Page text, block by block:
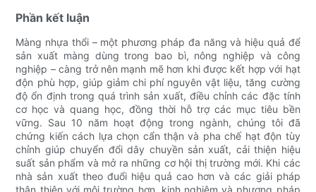
Phần kết luận
Màng nhựa thổi – một phương pháp đa năng và hiệu quả để
sản xuất màng dùng trong bao bì, nông nghiệp và công
nghiệp – càng trở nên mạnh mẽ hơn khi được kết hợp với hạt
độn phù hợp, giúp giảm chi phí nguyên vật liệu, tăng cường
độ ổn định trong quá trình sản xuất, điều chỉnh các đặc tính
cơ học và quang học, đồng thời hỗ trợ các mục tiêu bền
vững. Sau 10 năm hoạt động trong ngành, chúng tôi đã
chứng kiến ​​cách lựa chọn cẩn thận và pha chế hạt độn tùy
chỉnh giúp chuyển đổi dây chuyền sản xuất, cải thiện hiệu
suất sản phẩm và mở ra những cơ hội thị trường mới. Khi các
nhà sản xuất theo đuổi hiệu quả cao hơn và các giải pháp
thân thiện với môi trường hơn, kinh nghiệm và phương pháp